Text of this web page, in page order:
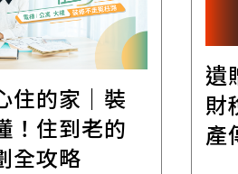
住的家｜裝
！住到老的
全攻略
遺
財
產